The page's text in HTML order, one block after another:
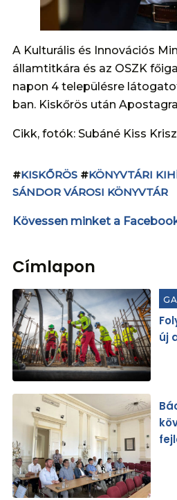
A Kulturális és Innovációs
államtitkára és az OSZK
napon 4 településre
ban. Kiskőrös után
Cikk, fotók: Subáné Kiss
#KISKŐRÖS #KÖNYVTÁRI
SÁNDOR VÁROSI KÖNYVTÁR
Kövessen minket a
Címlapon
új